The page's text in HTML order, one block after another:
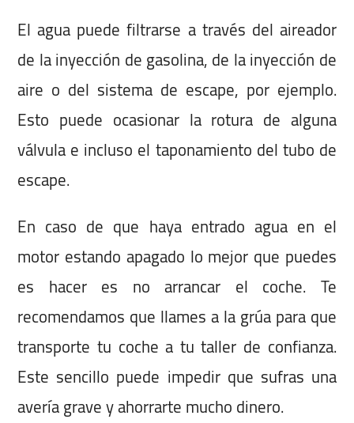
El agua puede filtrarse a través del aireador
de la inyección de gasolina, de la inyección de
aire o del sistema de escape, por ejemplo.
Esto puede ocasionar la rotura de alguna
válvula e incluso el taponamiento del tubo de
escape.
En caso de que haya entrado agua en el
motor estando apagado lo mejor que puedes
es hacer es no arrancar el coche. Te
recomendamos que llames a la grúa para que
transporte tu coche a tu taller de confianza.
Este sencillo puede impedir que sufras una
avería grave y ahorrarte mucho dinero.